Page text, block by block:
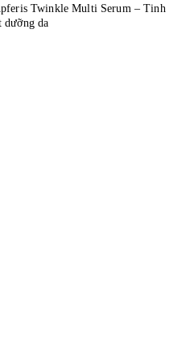
Twinkle Multi Serum – Tinh
dưỡng da